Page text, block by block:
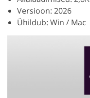
Versioon: 2026
Ühildub: Win / Mac